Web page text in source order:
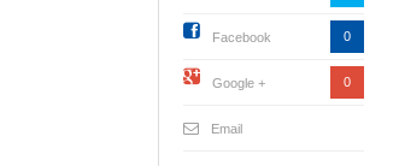
Facebook 0
Google + 0
Email